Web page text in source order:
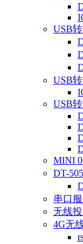
USB
USB
USB
MINI
DT-
串口
无线
4G无